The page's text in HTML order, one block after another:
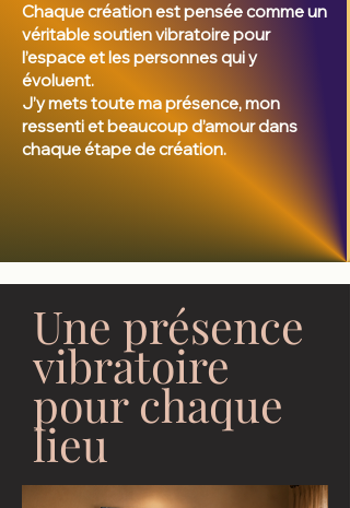
Chaque création est pensée comme un
véritable soutien vibratoire pour
l’espace et les personnes qui y
évoluent.
J’y mets toute ma présence, mon
ressenti et beaucoup d’amour dans
chaque étape de création.
Une présence
vibratoire
pour chaque
lieu